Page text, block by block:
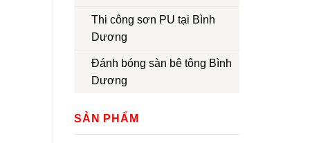
Thi công sơn PU tại Bình
Dương
Đánh bóng sàn bê tông Bình
Dương
SẢN PHẨM